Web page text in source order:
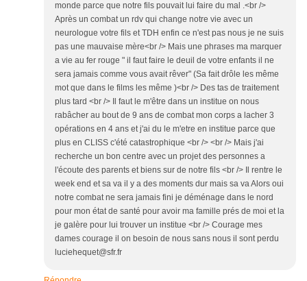
monde parce que notre fils pouvait lui faire du mal .<br />
Après un combat un rdv qui change notre vie avec un
neurologue votre fils et TDH enfin ce n'est pas nous je ne suis
pas une mauvaise mère<br /> Mais une phrases ma marquer
a vie au fer rouge " il faut faire le deuil de votre enfants il ne
sera jamais comme vous avait rêver" (Sa fait drôle les même
mot que dans le films les même )<br /> Des tas de traitement
plus tard <br /> Il faut le m'être dans un institue on nous
rabâcher au bout de 9 ans de combat mon corps a lacher 3
opérations en 4 ans et j'ai du le m'etre en institue parce que
plus en CLISS c'été catastrophique <br /> <br /> Mais j'ai
recherche un bon centre avec un projet des personnes a
l'écoute des parents et biens sur de notre fils <br /> Il rentre le
week end et sa va il y a des moments dur mais sa va Alors oui
notre combat ne sera jamais fini je déménage dans le nord
pour mon état de santé pour avoir ma famille prés de moi et la
je galère pour lui trouver un institue <br /> Courage mes
dames courage il on besoin de nous sans nous il sont perdu
luciehequet@sfr.fr